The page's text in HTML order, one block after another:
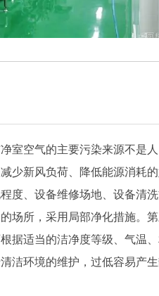
室空气的主要污染来源不是
少新风负荷、降低能源消耗
度、设备维修场地、设备清
场所，采用局部净化措施。
据适当的洁净度等级、气温
洁环境的维护，过低容易产